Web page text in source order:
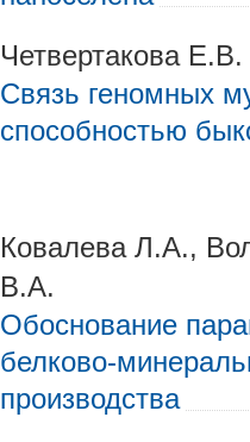
Четвертакова Е.В.
Связь геномных
способностью
Ковалева Л.А.,
В.А.
Обоснование
белково-
производства